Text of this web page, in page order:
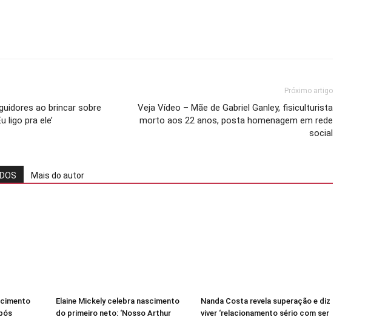
ao brincar sobre
ligo pra ele’
Próximo artigo
Veja Vídeo – Mãe de Gabriel Ganley, fisiculturista
morto aos 22 anos, posta homenagem em rede
social
Mais do autor
Elaine Mickely celebra nascimento
do primeiro neto: ‘Nosso Arthur
Nanda Costa revela superação e diz
viver ‘relacionamento sério com ser